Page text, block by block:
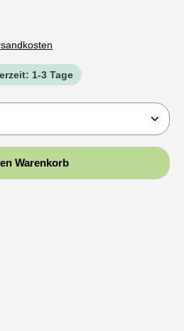
1-3 Tage
gewünschten Wert ein
Warenkorb